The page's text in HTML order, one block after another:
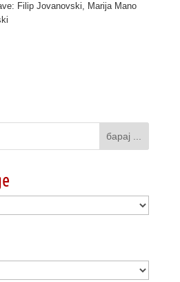
Filip Jovanovski, Marija Mano